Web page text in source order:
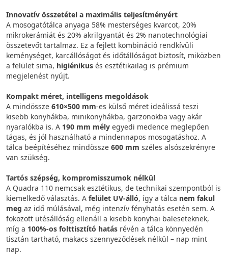
Innovatív összetétel a maximális teljesítményért
A mosogatótálca anyaga 58% mesterséges kvarcot, 20%
mikrokerámiát és 20% akrilgyantát és 2% nanotechnológiai
összetevőt tartalmaz. Ez a fejlett kombináció rendkívüli
keménységet, karcállóságot és időtállóságot biztosít, miközben
a felület sima, higiénikus és esztétikailag is prémium
megjelenést nyújt.
Kompakt méret, intelligens megoldások
A mindössze 610×500 mm-es külső méret ideálissá teszi
kisebb konyhákba, minikonyhákba, garzonokba vagy akár
nyaralókba is. A 190 mm mély egyedi medence meglepően
tágas, és jól használható a mindennapos mosogatáshoz. A
tálca beépítéséhez mindössze 600 mm széles alsószekrényre
van szükség.
Tartós szépség, kompromisszumok nélkül
A Quadra 110 nemcsak esztétikus, de technikai szempontból is
kiemelkedő választás. A felület UV-álló, így a tálca nem fakul
meg az idő múlásával, még intenzív fényhatás esetén sem. A
fokozott ütésállóság ellenáll a kisebb konyhai baleseteknek,
míg a 100%-os folttisztító hatás révén a tálca könnyedén
tisztán tartható, makacs szennyeződések nélkül – nap mint
nap.